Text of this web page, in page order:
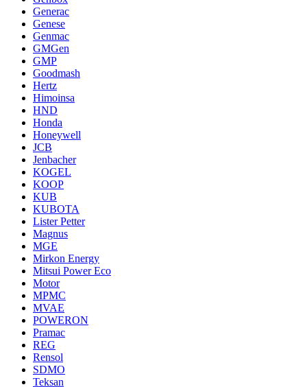
Generac
Genese
Genmac
GMGen
GMP
Goodmash
Hertz
Himoinsa
HND
Honda
Honeywell
JCB
Jenbacher
KOGEL
KOOP
KUB
KUBOTA
Lister Petter
Magnus
MGE
Mirkon Energy
Mitsui Power Eco
Motor
MPMC
MVAE
POWERON
Pramac
REG
Rensol
SDMO
Teksan